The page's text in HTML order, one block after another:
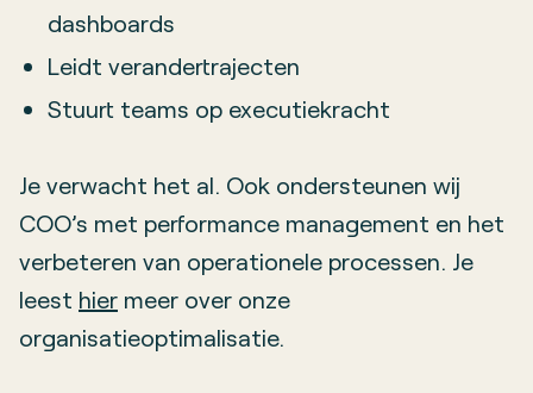
dashboards
Leidt verandertrajecten
Stuurt teams op executiekracht
Je verwacht het al. Ook ondersteunen wij
COO’s met performance management en het
verbeteren van operationele processen. Je
leest hier meer over onze
organisatieoptimalisatie.